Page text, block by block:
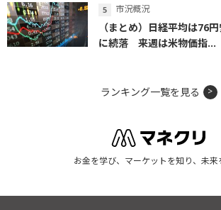
市況概況
（まとめ）日経平均は76
に続落 来週は米物価指...
ランキング一覧を見る
お金を学び、マーケットを知り、未来